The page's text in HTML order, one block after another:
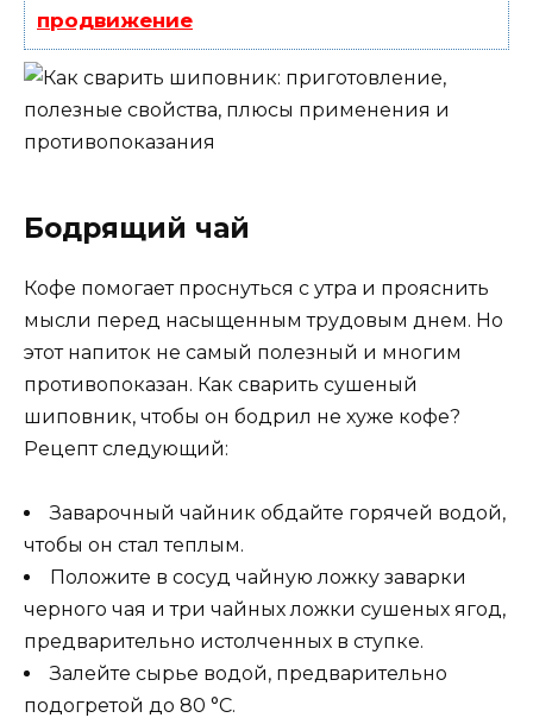
продвижение
Бодрящий чай
Кофе помогает проснуться с утра и прояснить
мысли перед насыщенным трудовым днем. Но
этот напиток не самый полезный и многим
противопоказан. Как сварить сушеный
шиповник, чтобы он бодрил не хуже кофе?
Рецепт следующий:
Заварочный чайник обдайте горячей водой,
чтобы он стал теплым.
Положите в сосуд чайную ложку заварки
черного чая и три чайных ложки сушеных ягод,
предварительно истолченных в ступке.
Залейте сырье водой, предварительно
подогретой до 80 °C.